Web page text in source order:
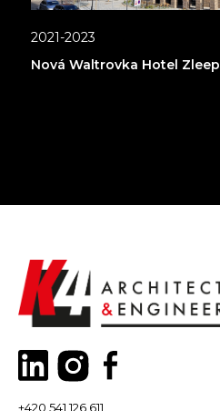
2021-2023
Nová Waltrovka Hotel Zleep
+420 541 126 611